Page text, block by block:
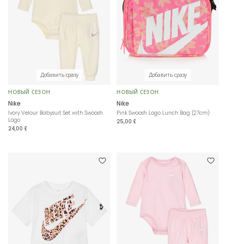
Добавить сразу
НОВЫЙ СЕЗОН
Nike
Ivory Velour Babysuit Set with Swoosh
Logo
24,00 £
Добавить сразу
НОВЫЙ СЕЗОН
Nike
Pink Swoosh Logo Lunch Bag (27cm)
25,00 £